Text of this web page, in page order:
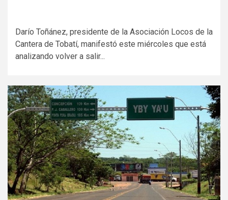
Darío Toñánez, presidente de la Asociación Locos de la
Cantera de Tobatí, manifestó este miércoles que está
analizando volver a salir...